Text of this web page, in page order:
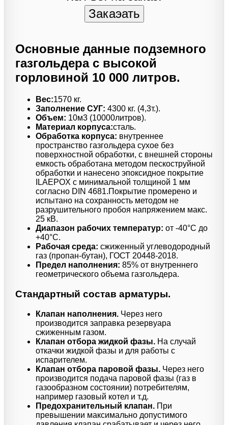
Основные данные подземного
газгольдера с высокой
горловиной 10 000 литров.
Вес:1570 кг.
Заполнение СУГ: 4300 кг. (4,3т.).
Объем: 10м3 (10000литров).
Материал корпуса:сталь.
Обработка корпуса: внутреннее
пространство газгольдера сухое без
поверхностной обработки, с внешней стороны
емкость обработана методом пескоструйной
обработки и нанесено эпоксидное покрытие
ILAEPOX с минимальной толщиной 1 мм
согласно DIN 4681.Покрытие промерено и
испытано на сохранность методом не
разрушительного пробоя напряжением макс.
25 кВ.
Диапазон рабочих температур: от -40°C до
+40°C.
Рабочая среда: сжиженный углеводородный
газ (пропан-бутан), ГОСТ 20448-2018.
Предел наполнения: 85% от внутреннего
геометрического объема газгольдера.
Стандартный состав арматуры.
Клапан наполнения. Через него
производится заправка резервуара
сжиженным газом.
Клапан отбора жидкой фазы. На случай
откачки жидкой фазы и для работы с
испарителем.
Клапан отбора паровой фазы. Через него
производится подача паровой фазы (газ в
газообразном состоянии) потребителям,
например газовый котел и т.д.
Предохранительный клапан. При
превышении максимально допустимого